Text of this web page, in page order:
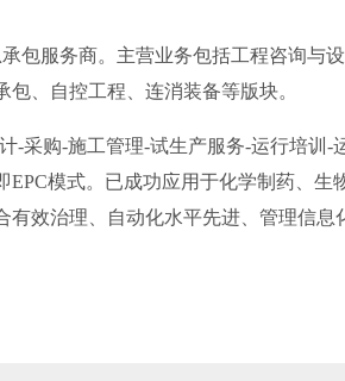
包服务商。主营业务包括工程咨询与
、自控工程、连消装备等版块。
-采购-施工管理-试生产服务-运行培训-
模式。已成功应用于化学制药、生
效治理、自动化水平先进、管理信息